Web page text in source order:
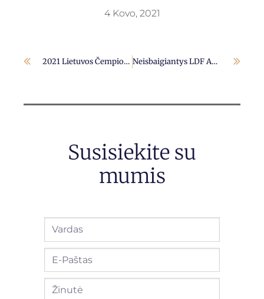
4 Kovo, 2021
2021 Lietuvos Čempionatai Neisbaigiantys LDF Akibrokštai…
Susisiekite su
mumis